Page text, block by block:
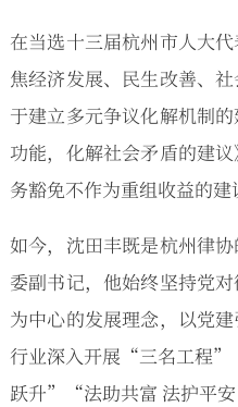
在当选十三届杭州市人大
焦经济发展、民生改善、
于建立多元争议化解机制
功能，化解社会矛盾的建
务豁免不作为重组收益的建
如今，沈田丰既是杭州律
委副书记，他始终坚持党
为中心的发展理念，以党
行业深入开展“三名工程
跃升”“法助共富 法护平